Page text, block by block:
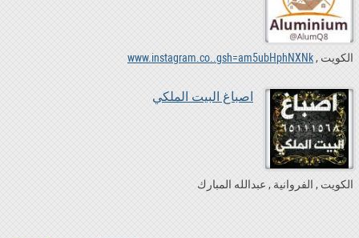
الكويت www.instagram.co..gsh=am5ubHphNXNk
اصباغ البيت الملكي
الكويت الفروانية عبدالله المبارك